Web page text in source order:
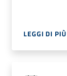
LEGGI DI PIÙ